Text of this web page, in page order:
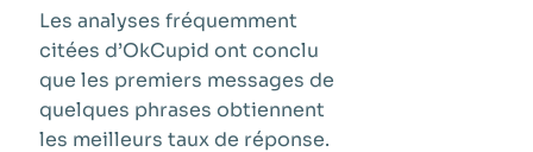
Les analyses fréquemment
citées d’OkCupid ont conclu
que les premiers messages de
quelques phrases obtiennent
les meilleurs taux de réponse.